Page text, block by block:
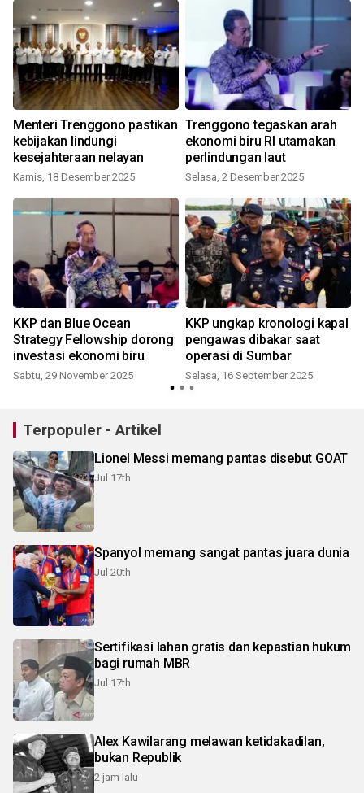
Menteri Trenggono pastikan
kebijakan lindungi
kesejahteraan nelayan
Kamis, 18 Desember 2025
Trenggono tegaskan arah
ekonomi biru RI utamakan
perlindungan laut
Selasa, 2 Desember 2025
KKP dan Blue Ocean
Strategy Fellowship dorong
investasi ekonomi biru
Sabtu, 29 November 2025
KKP ungkap kronologi kapal
pengawas dibakar saat
operasi di Sumbar
Selasa, 16 September 2025
Terpopuler - Artikel
Lionel Messi memang pantas disebut GOAT
Jul 17th
Spanyol memang sangat pantas juara dunia
Jul 20th
Sertifikasi lahan gratis dan kepastian hukum
bagi rumah MBR
Jul 17th
Alex Kawilarang melawan ketidakadilan,
bukan Republik
2 jam lalu